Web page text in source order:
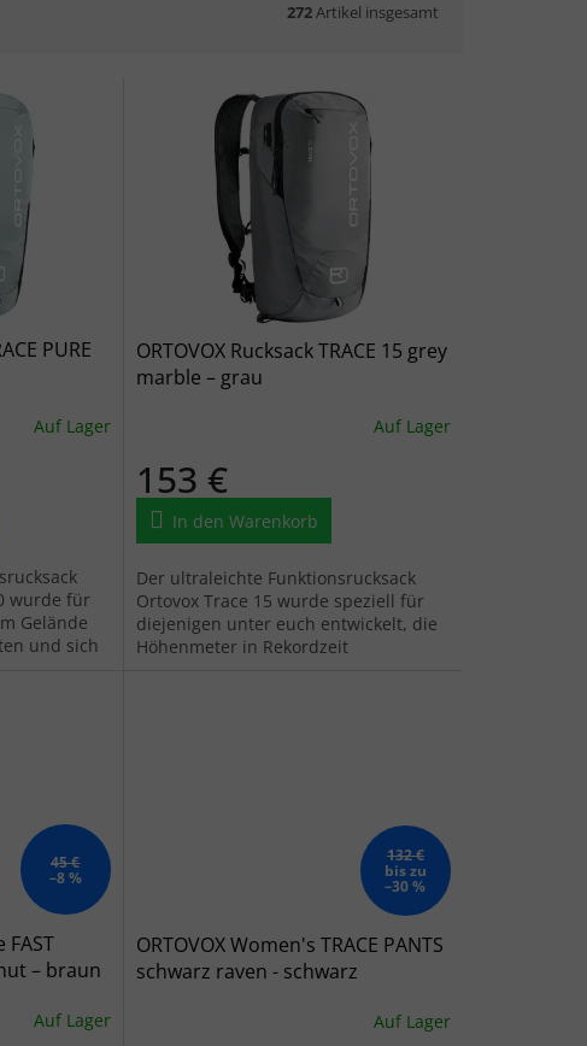
272Artikel insgesamt
PURE
Auf Lager
wurde für
Gelände
und sich
ORTOVOX Rucksack TRACE 15 grey
marble – grau
Auf Lager
153 €
In den Warenkorb
Der ultraleichte Funktionsrucksack
Ortovox Trace 15 wurde speziell für
diejenigen unter euch entwickelt, die
Höhenmeter in Rekordzeit
45 €
–8 %
FAST
– braun
Auf Lager
132 €
bis zu
–30 %
ORTOVOX Women's TRACE PANTS
schwarz raven - schwarz
Auf Lager